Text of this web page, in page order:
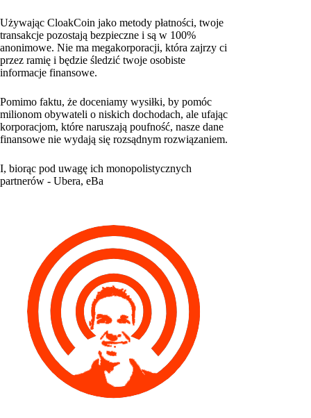
Używając CloakCoin jako metody płatności, twoje
transakcje pozostają bezpieczne i są w 100%
anonimowe. Nie ma megakorporacji, która zajrzy ci
przez ramię i będzie śledzić twoje osobiste
informacje finansowe.
Pomimo faktu, że doceniamy wysiłki, by pomóc
milionom obywateli o niskich dochodach, ale ufając
korporacjom, które naruszają poufność, nasze dane
finansowe nie wydają się rozsądnym rozwiązaniem.
I, biorąc pod uwagę ich monopolistycznych
partnerów - Ubera, eBa